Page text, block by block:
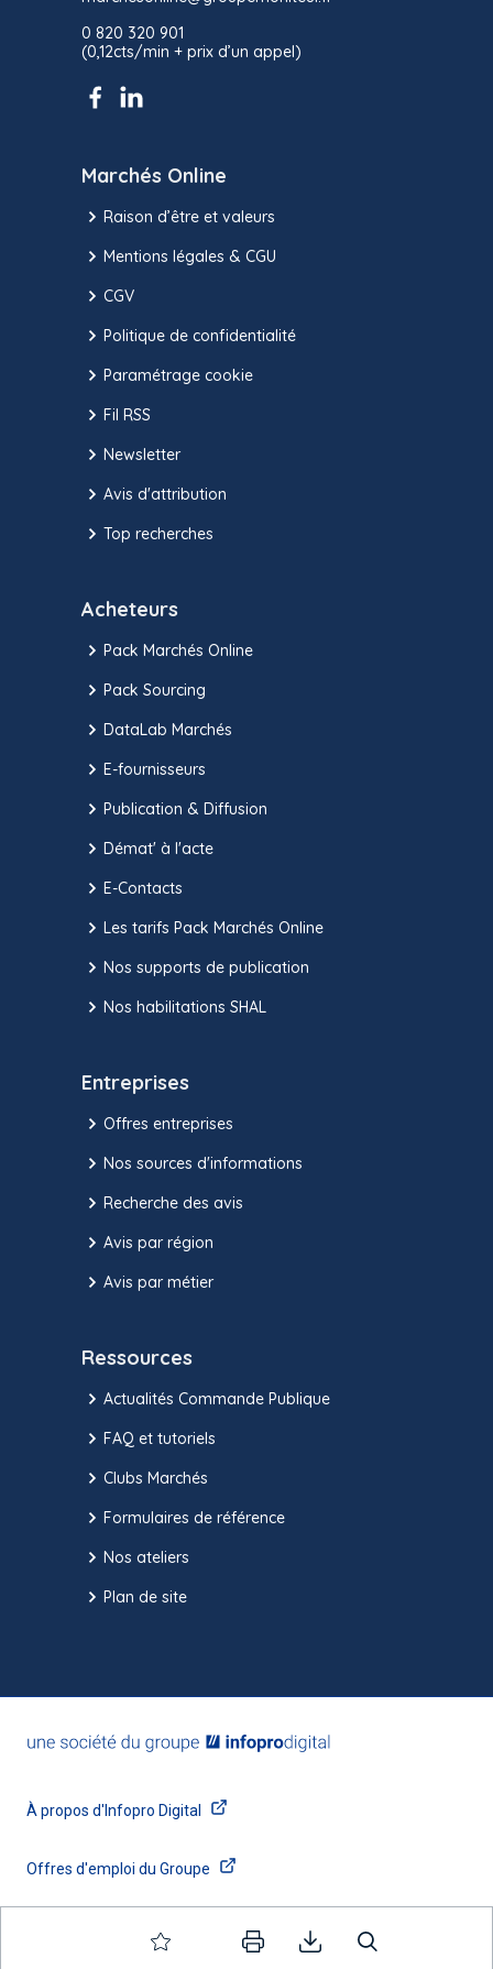
0 820 320 901
(0,12cts/min + prix d’un appel)
Marchés Online
Raison d’être et valeurs
Mentions légales & CGU
CGV
Politique de confidentialité
Paramétrage cookie
Fil RSS
Newsletter
Avis d'attribution
Top recherches
Acheteurs
Pack Marchés Online
Pack Sourcing
DataLab Marchés
E-fournisseurs
Publication & Diffusion
Démat' à l'acte
E-Contacts
Les tarifs Pack Marchés Online
Nos supports de publication
Nos habilitations SHAL
Entreprises
Offres entreprises
Nos sources d'informations
Recherche des avis
Avis par région
Avis par métier
Ressources
Actualités Commande Publique
FAQ et tutoriels
Clubs Marchés
Formulaires de référence
Nos ateliers
Plan de site